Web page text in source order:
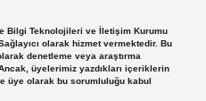
Bilgi Teknolojileri ve İletişim Kurumu
olarak hizmet vermektedir. Bu
denetleme veya araştırma
üyelerimiz yazdıkları içeriklerin
üye olarak bu sorumluluğu kabul